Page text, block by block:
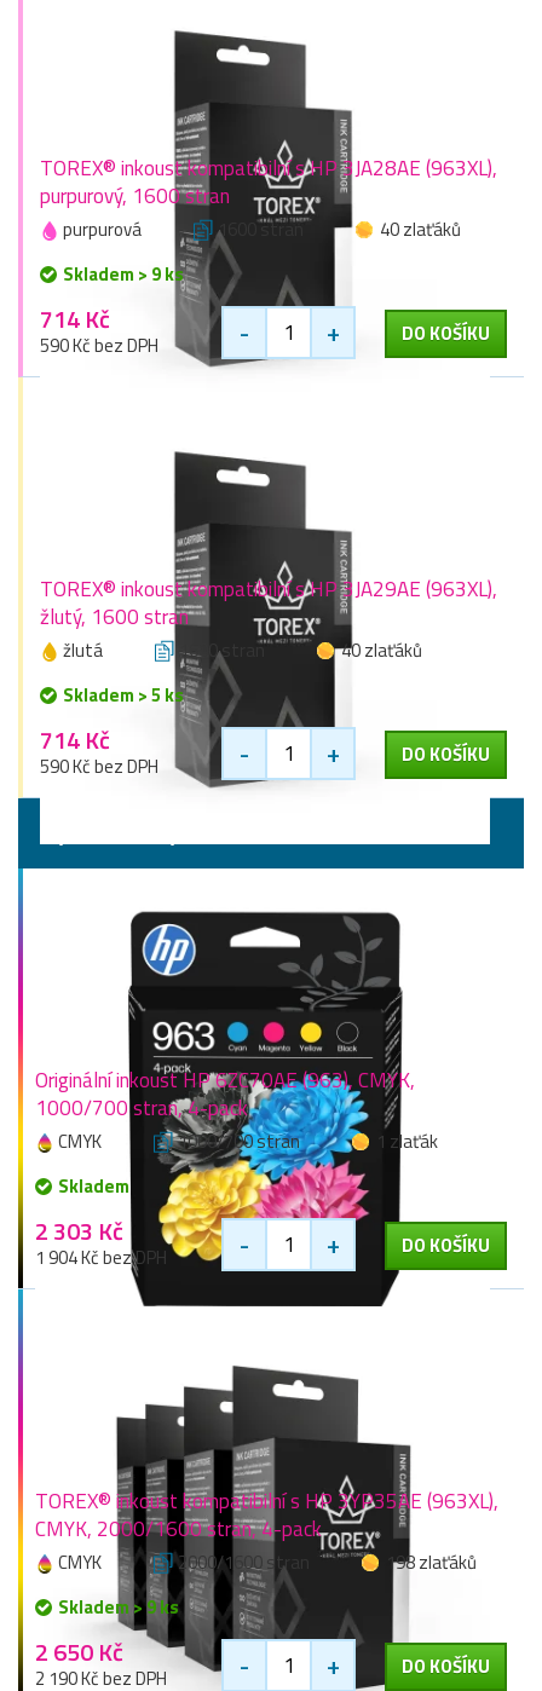
TOREX® inkoust kompatibilní s HP 3JA28AE (963XL),
purpurový, 1600 stran
purpurová 1600 stran
40 zlaťáků
Skladem > 9 ks
714 Kč
590 Kč bez DPH - + DO KOŠÍKU
TOREX® inkoust kompatibilní s HP 3JA29AE (963XL),
žlutý, 1600 stran
žlutá 1600 stran
40 zlaťáků
Skladem > 5 ks
714 Kč
590 Kč bez DPH - + DO KOŠÍKU
Originální inkoust HP 6ZC70AE (963), CMYK,
1000/700 stran, 4-pack
CMYK 1000/700 stran
1 zlaťák
Skladem
2 303 Kč
1 904 Kč bez DPH - + DO KOŠÍKU
TOREX® inkoust kompatibilní s HP 3YP35AE (963XL),
CMYK, 2000/1600 stran, 4-pack
CMYK 2000/1600 stran
198 zlaťáků
Skladem > 9 ks
2 650 Kč
2 190 Kč bez DPH - + DO KOŠÍKU